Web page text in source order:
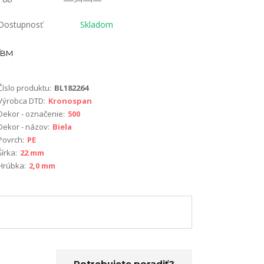
Skladom
BM
produktu: BL182264
DTD: Kronospan
- označenie: 500
- názov: Biela
PE
22 mm
2,0 mm